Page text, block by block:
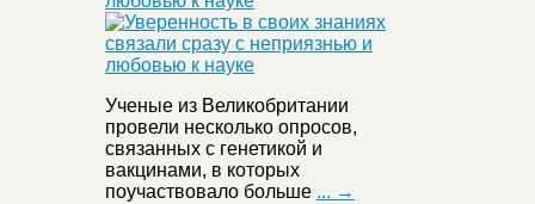
Ученые из Великобритании
провели несколько опросов,
связанных с генетикой и
вакцинами, в которых
поучаствовало больше ... →